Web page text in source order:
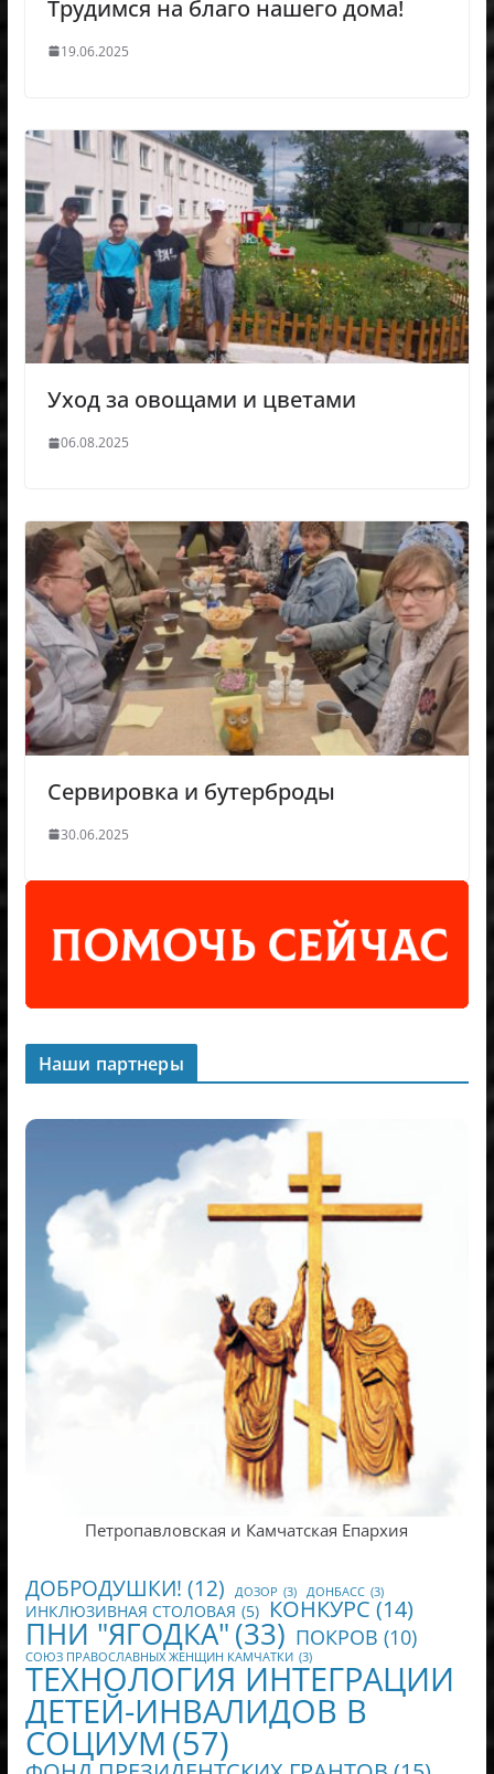
Трудимся на благо нашего дома!
19.06.2025
Уход за овощами и цветами
06.08.2025
Cервировка и бутерброды
30.06.2025
Наши партнеры
Петропавловская и Камчатская Епархия
ДОБРОДУШКИ! (12) ДОЗОР (3) ДОНБАСС (3)
ИНКЛЮЗИВНАЯ СТОЛОВАЯ (5) КОНКУРС (14)
ПНИ "ЯГОДКА" (33) ПОКРОВ (10)
СОЮЗ ПРАВОСЛАВНЫХ ЖЕНЩИН КАМЧАТКИ (3)
ТЕХНОЛОГИЯ ИНТЕГРАЦИИ
ДЕТЕЙ-ИНВАЛИДОВ В
СОЦИУМ (57)